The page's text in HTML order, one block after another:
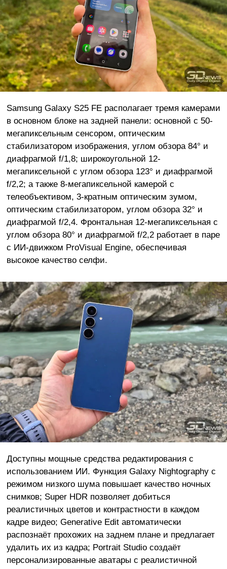
Samsung Galaxy S25 FE располагает тремя камерами
в основном блоке на задней панели: основной с 50-
мегапиксельным сенсором, оптическим
стабилизатором изображения, углом обзора 84° и
диафрагмой f/1,8; широкоугольной 12-
мегапиксельной с углом обзора 123° и диафрагмой
f/2,2; а также 8-мегапиксельной камерой с
телеобъективом, 3-кратным оптическим зумом,
оптическим стабилизатором, углом обзора 32° и
диафрагмой f/2,4. Фронтальная 12-мегапиксельная с
углом обзора 80° и диафрагмой f/2,2 работает в паре
с ИИ-движком ProVisual Engine, обеспечивая
высокое качество селфи.
Доступны мощные средства редактирования с
использованием ИИ. Функция Galaxy Nightography с
режимом низкого шума повышает качество ночных
снимков; Super HDR позволяет добиться
реалистичных цветов и контрастности в каждом
кадре видео; Generative Edit автоматически
распознаёт прохожих на заднем плане и предлагает
удалить их из кадра; Portrait Studio создаёт
персонализированные аватары с реалистичной